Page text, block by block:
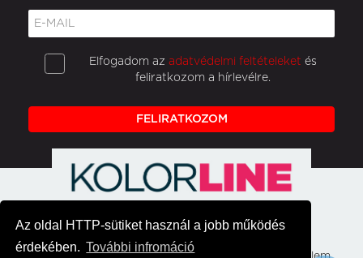
Az oldal HTTP-sütiket használ a jobb működés
érdekében. További infromáció
Elfogadom az adatvédelmi feltételeket és
feliratkozom a hírlevélre.
FELIRATKOZOM